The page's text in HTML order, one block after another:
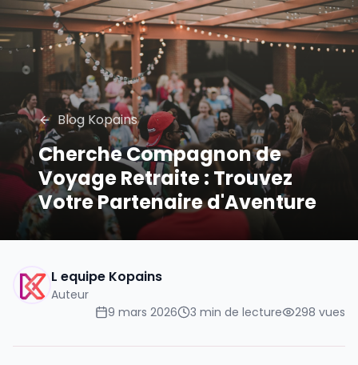
Blog Kopains
Cherche Compagnon de
Voyage Retraite : Trouvez
Votre Partenaire d'Aventure
L equipe Kopains
Auteur
9 mars 2026
3 min de lecture 298 vues